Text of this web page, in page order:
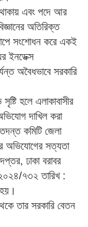
থাকায় এবং পদে আর
অতিরিক্ত
সংশোধন করে একই
ইনডেক্স
অবৈধভাবে সরকারি
হলে এলাকাবাসীর
দাখিল করা
কমিটি জেলা
অভিযোগের সত্যতা
ঢাকা বরাবর
৭৩২ তারিখ :
তার সরকারি বেতন